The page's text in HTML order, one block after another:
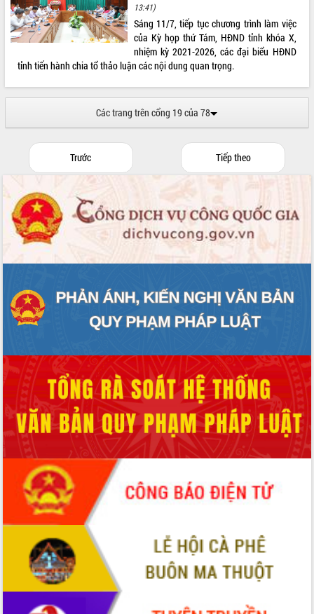
Diễn đàn Kinh tế tư nhân Việt Nam đột
phá cơ chế - Hợp tác công tư
Đề án 06 tạo bước ngoặt đột phá trong
Kết nối tour, đẩy mạnh chuyển đổi số
để phát triển du lịch Đắk Lắk
tầng kỹ thuật Cụm công nghiệp Tân
Gặp mặt các cơ quan báo chí nhân Kỷ
niệm 101 năm Ngày Báo chí Cách
mạng Việt Nam
Đắk Lắk sơ kết 4 năm triển khai thực
hiện Đề án 06 của Chính phủ
Họp báo thông tin về Hội nghị Công bố
Quy hoạch và Xúc tiến đầu tư tỉnh Đắk
Lắk
giải ngân vốn khắc phục thiên tai
HĐND tỉnh thông qua điều chỉnh Quy
hoạch tỉnh thời kỳ 2021-2030
tầm nhìn đến năm 2050
Nâng cao hiệu quả hoạt động của các
doanh nghiệp nhà nước
Hội nghị triển khai kết nối mạng
truyền số liệu chuyên dùng phục vụ cơ
quan Đảng, Nhà nước
Lễ phát động chuỗi hoạt động chung
tay làm sạch môi trường
Xã Ea Kar bước chuyển mình trong
công tác cải cách hành chính mô hình
UBND tỉnh họp báo định kỳ tháng 4
năm 2026
Hội thảo khoa học “Giải pháp thúc đẩy
phát triển nền kinh tế xanh tại tỉnh
Đắk Lắk”
13:41)
Sáng 11/7, tiếp tục chương trình làm việc
của Kỳ họp thứ Tám, HĐND tỉnh khóa X,
nhiệm kỳ 2021-2026, các đại biểu HĐND
tỉnh tiến hành chia tổ thảo luận các nội dung quan trọng.
Các trang trên cổng 19 của 78
Trước Tiếp theo